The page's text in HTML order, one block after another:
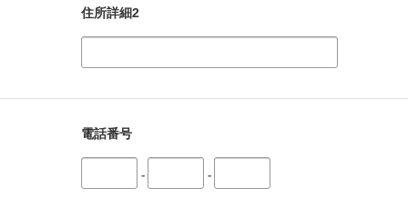
住所詳細2
電話番号
- -